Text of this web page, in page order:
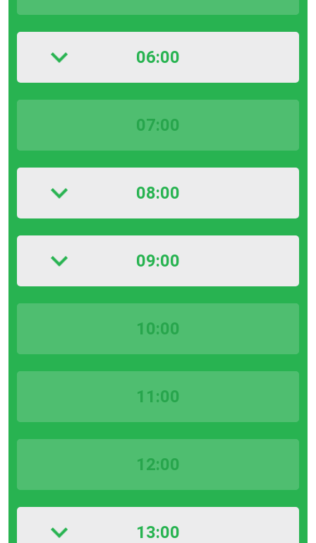
06:00
07:00
08:00
09:00
10:00
11:00
12:00
13:00